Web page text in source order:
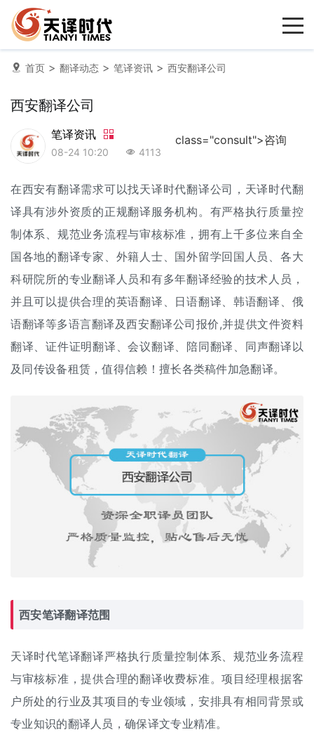
首页 > 翻译动态 > 笔译资讯 > 西安翻译公司
西安翻译公司
笔译资讯
08-24 10:20 4113
class="consult">咨询
在西安有翻译需求可以找天译时代翻译公司 ，天译时代翻
译具有涉外资质的正规翻译服务机构。有严格执行质量控
制体系、规范业务流程与审核标准，拥有上千多位来自全
国各地的翻译专家、外籍人士、国外留学回国人员、各大
科研院所的专业翻译人员和有多年翻译经验的技术人员，
并且可以提供合理的英语翻译、日语翻译、韩语翻译、俄
语翻译等多语言翻译及西安翻译公司报价,并提供文件资料
翻译、证件证明翻译、会议翻译、 陪同翻译 、 同声翻译以
及 同传设备租赁 ，值得信赖！擅长各类稿件加急翻译。
西安笔译翻译范围
天译时代笔译翻译严格执行质量控制体系、规范业务流程
与审核标准，提供合理的翻译收费标准。项目经理根据客
户所处的行业及其项目的专业领域，安排具有相同背景或
专业知识的翻译人员，确保译文专业精准。